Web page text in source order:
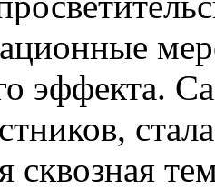
эффекта.
сквозная